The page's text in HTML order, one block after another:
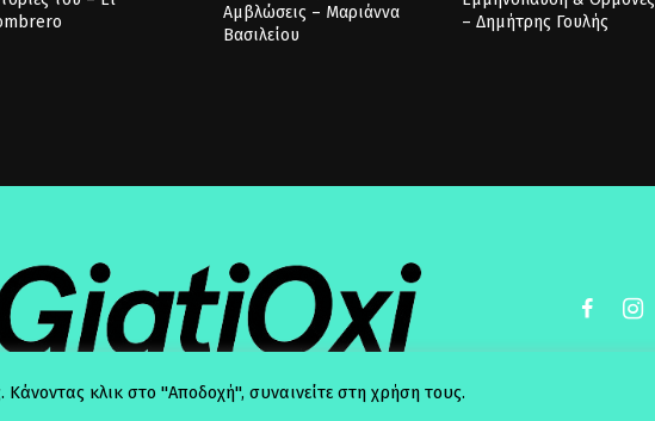
Αμβλώσεις – Μαριάννα
Βασιλείου
– Δημήτρης Γουλής
© 2025 GiatiOxi. All Rights Reserved.
κλικ στο "Αποδοχή", συναινείτε στη χρήση τους.